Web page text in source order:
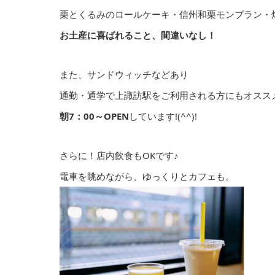
栗とくるみのロールケーキ・信州和栗モンブラン・
お土産に喜ばれること、間違いなし！
また、サンドウィッチなどあり
通勤・通学で上諏訪駅をご利用される方にもオスス
朝7：00～OPEN しています!(^^)!
さらに！店内飲食もOKです♪
電車を眺めながら、ゆっくりとカフェも。